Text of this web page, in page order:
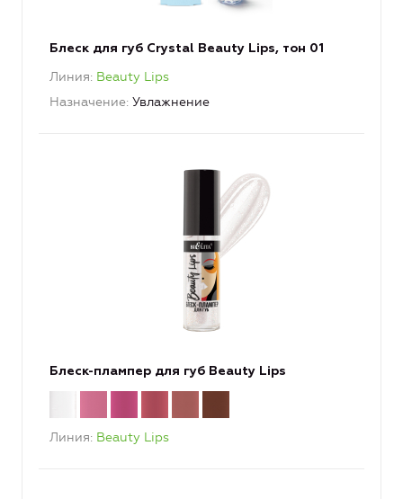
Блеск для губ Crystal Beauty Lips, тон 01
Линия Beauty Lips
Назначение Увлажнение
Блеск-плампер для губ Beauty Lips
Линия Beauty Lips